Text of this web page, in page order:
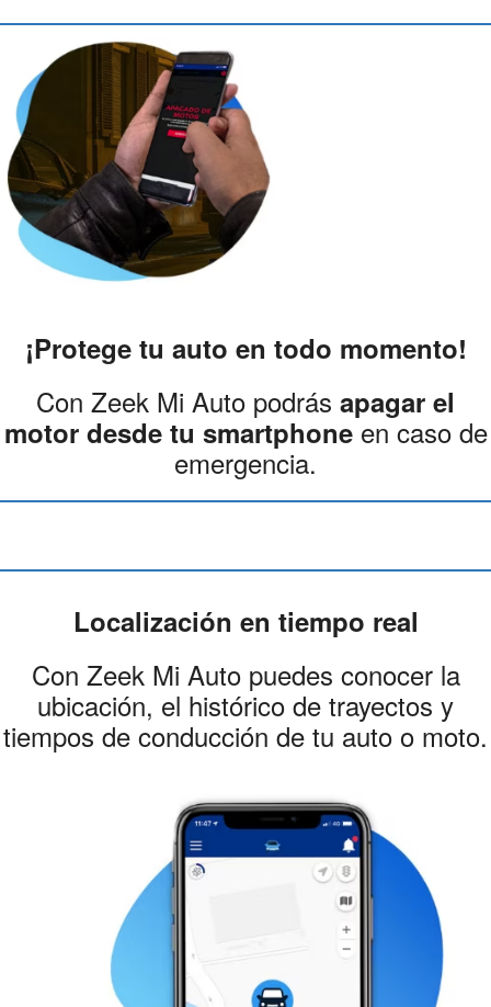
¡Protege tu auto en todo momento!
Con Zeek Mi Auto podrás apagar el
motor desde tu smartphoneen caso de
emergencia.
Localización en tiempo real
Con Zeek Mi Auto puedes conocer la
ubicación, el histórico de trayectos y
tiempos de conducción de tu auto o moto.